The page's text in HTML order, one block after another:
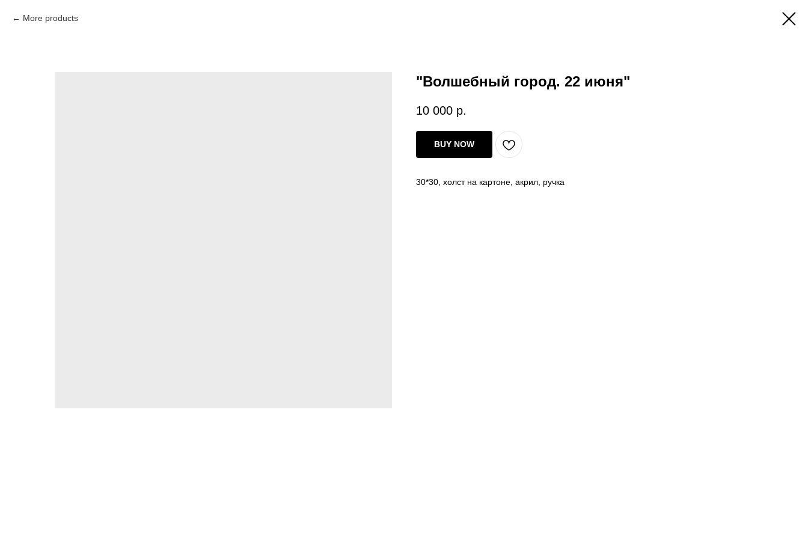
More products
"Волшебный город. 22 июня"
10 000 р.
BUY NOW
30*30, холст на картоне, акрил, ручка